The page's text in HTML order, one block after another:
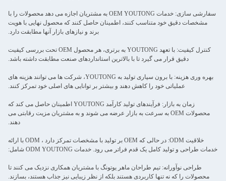
سفارشی سازی: خدمات OEM YOUTONG به مشتریان اجازه می دهد محصولات را با
مشخصات دقیق خود متناسب کنند، اطمینان حاصل کنند که محصول نهایی با هویت
برند و نیازهای بازار آنها مطابقت دارد.
کنترل کیفیت: با تعهد YOUTONG به برتری، هر محصول OEM تحت بررسی کیفیت
دقیق قرار می گیرد تا با بالاترین استانداردهای صنعت مطابقت داشته باشد.
بهره وری هزینه: با برون سپاری تولید به YOUTONG، شرکت ها می توانند هزینه های
عملیاتی خود را کاهش دهند و بیشتر بر توانایی های اصلی خود تمرکز کنند.
زمان به بازار: فرآیندهای تولید کارآمد YOUTONG اطمینان حاصل می کند که
محصولات OEM به سرعت به بازار عرضه می شوند و به مشتریان مزیت رقابتی می
دهند.
خلاقیت ODM: در حالی که OEM بر تولید با مشخصات تمرکز دارد ، ODM با ارائه
خدمات طراحی و تولید کامل یک قدم فراتر می رود. خدمات ODM YOUTONG شامل:
طراحی نوآورانه: تیم طراحان ماهر یوتونگ با مشتریان همکاری نزدیک می کنند تا
محصولات را که نه تنها کاربردی هستند بلکه از نظر زیبایی نیز جذاب هستند، بسازند.